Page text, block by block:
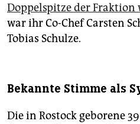
Doppelspitze der Fraktion
war ihr Co-Chef Carsten
Tobias Schulze.
Bekannte Stimme als
Die in Rostock geborene